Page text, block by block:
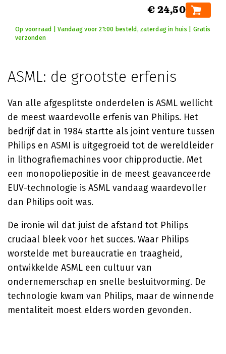
€ 24,50
Op voorraad | Vandaag voor 21:00 besteld, zaterdag in huis | Gratis
verzonden
ASML: de grootste erfenis
Van alle afgesplitste onderdelen is ASML wellicht
de meest waardevolle erfenis van Philips. Het
bedrijf dat in 1984 startte als joint venture tussen
Philips en ASMI is uitgegroeid tot de wereldleider
in lithografiemachines voor chipproductie. Met
een monopoliepositie in de meest geavanceerde
EUV-technologie is ASML vandaag waardevoller
dan Philips ooit was.
De ironie wil dat juist de afstand tot Philips
cruciaal bleek voor het succes. Waar Philips
worstelde met bureaucratie en traagheid,
ontwikkelde ASML een cultuur van
ondernemerschap en snelle besluitvorming. De
technologie kwam van Philips, maar de winnende
mentaliteit moest elders worden gevonden.